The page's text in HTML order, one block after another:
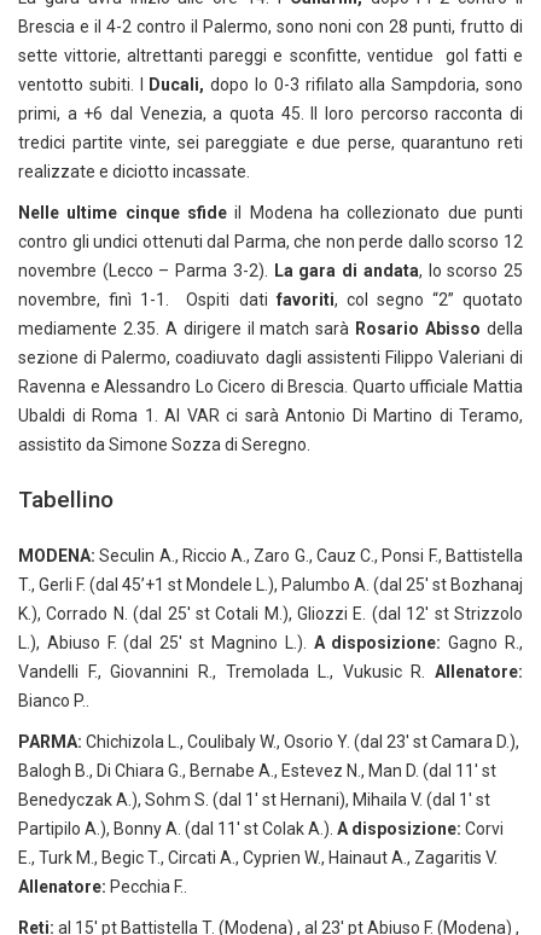
Brescia e il 4-2 contro il Palermo, sono noni con 28 punti, frutto di
sette vittorie, altrettanti pareggi e sconfitte, ventidue gol fatti e
ventotto subiti. I
Ducali, dopo lo 0-3 rifilato alla Sampdoria, sono
primi, a +6 dal Venezia, a quota 45. Il loro percorso racconta di
tredici partite vinte, sei pareggiate e due perse, quarantuno reti
realizzate e diciotto incassate.
Nelle ultime cinque sfide il Modena ha collezionato due punti
contro gli undici ottenuti dal Parma, che non perde dallo scorso 12
novembre (Lecco – Parma 3-2). La gara di andata, lo scorso 25
novembre, finì 1-1. Ospiti dati favoriti, col segno “2” quotato
mediamente 2.35. A dirigere il match sarà Rosario Abissodella
sezione di Palermo, coadiuvato dagli assistenti Filippo Valeriani di
Ravenna e Alessandro Lo Cicero di Brescia. Quarto ufficiale Mattia
Ubaldi di Roma 1. Al VAR ci sarà Antonio Di Martino di Teramo,
assistito da Simone Sozza di Seregno.
Tabellino
MODENA: Seculin A., Riccio A., Zaro G., Cauz C., Ponsi F., Battistella
T., Gerli F. (dal 45’+1 st Mondele L.), Palumbo A. (dal 25′ st Bozhanaj
K.), Corrado N. (dal 25′ st Cotali M.), Gliozzi E. (dal 12′ st Strizzolo
L.), Abiuso F. (dal 25′ st Magnino L.). A disposizione: Gagno R.,
Vandelli F., Giovannini R., Tremolada L., Vukusic R. Allenatore:
Bianco P..
PARMA: Chichizola L., Coulibaly W., Osorio Y. (dal 23′ st Camara D.),
Balogh B., Di Chiara G., Bernabe A., Estevez N., Man D. (dal 11′ st
Benedyczak A.), Sohm S. (dal 1′ st Hernani), Mihaila V. (dal 1′ st
Partipilo A.), Bonny A. (dal 11′ st Colak A.). A disposizione: Corvi
E., Turk M., Begic T., Circati A., Cyprien W., Hainaut A., Zagaritis V.
Allenatore: Pecchia F..
Reti: al 15′ pt Battistella T. (Modena) , al 23′ pt Abiuso F. (Modena) ,